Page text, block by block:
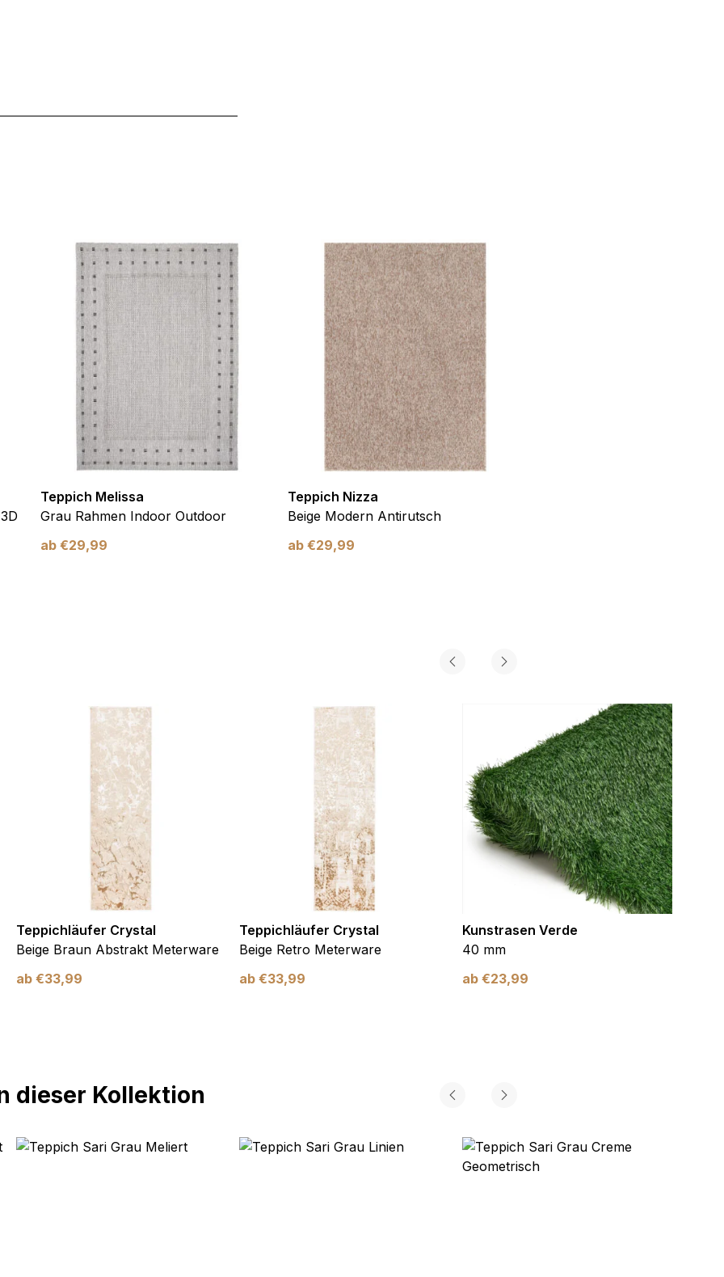
Teppich Melissa
Grau Rahmen Indoor Outdoor
ab €29,99
Teppich Nizza
Beige Modern Antirutsch
ab €29,99
Teppichläufer Crystal
Beige Braun Abstrakt Meterware
ab €33,99
Teppichläufer Crystal
Beige Retro Meterware
ab €33,99
Kunstrasen Verde
40 mm
ab €23,99
dieser Kollektion
um die grundlegenden Funktionen dieser Website zu ermöglichen, wie zum
sicheren Log-ins oder das Anpassen Ihrer Zustimmungseinstellungen. Diese Cookies
Daten.
sammeln und melden.
um Benutzer über Websites hinweg zu verfolgen. Das Ziel ist es, Anzeigen
Benutzer relevant und ansprechend sind und somit wertvoller für Herausgeber und
sind solche, die analysiert werden und noch keiner Kategorie zugeordnet wurden.
Meine Einstellungen speichern Alle akzeptieren